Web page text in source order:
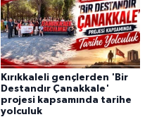
Kırıkkaleli gençlerden 'Bir
Destandır Çanakkale'
projesi kapsamında tarihe
yolculuk